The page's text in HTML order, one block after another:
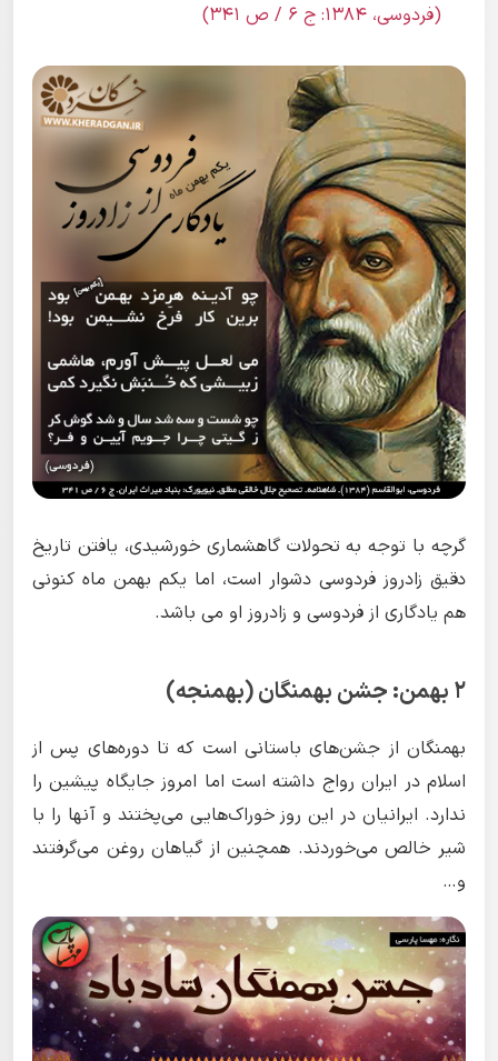
(فردوسی، ۱۳۸۴: ج ۶ / ص ۳۴۱)
گرچه با توجه به تحولات گاهشماری خورشیدی، یافتن تاریخ
دقیق زادروز فردوسی دشوار است، اما یکم بهمن ماه کنونی
هم یادگاری از فردوسی و زادروز او می باشد.
۲ بهمن: جشن بهمنگان (بهمنجه)
بهمنگان از جشن‌های باستانی است که تا دوره‌های پس از
اسلام در ایران رواج داشته است اما امروز جایگاه پیشین را
ندارد. ایرانیان در این روز خوراک‌هایی می‌پختند و آنها را با
شیر خالص می‌خوردند. همچنین از گیاهان روغن می‌گرفتند
و…